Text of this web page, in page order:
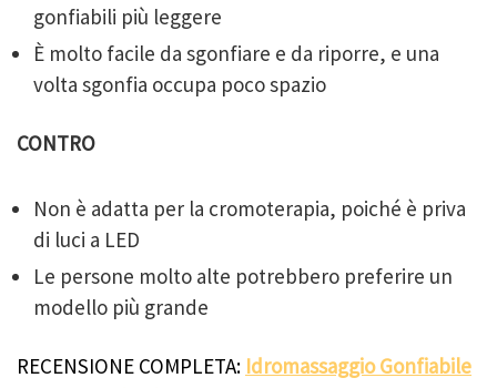
gonfiabili più leggere
È molto facile da sgonfiare e da riporre, e una
volta sgonfia occupa poco spazio
CONTRO
Non è adatta per la cromoterapia, poiché è priva
di luci a LED
Le persone molto alte potrebbero preferire un
modello più grande
RECENSIONE COMPLETA: Idromassaggio Gonfiabile